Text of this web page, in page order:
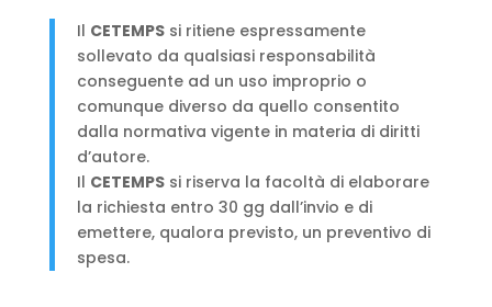
Il CETEMPS si ritiene espressamente
sollevato da qualsiasi responsabilità
conseguente ad un uso improprio o
comunque diverso da quello consentito
dalla normativa vigente in materia di diritti
d’autore.
Il CETEMPS si riserva la facoltà di elaborare
la richiesta entro 30 gg dall’invio e di
emettere, qualora previsto, un preventivo di
spesa.